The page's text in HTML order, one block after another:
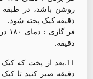
دقیقه کیک پخته شود.
دقیقه.
دقیقه صبر کنید تا